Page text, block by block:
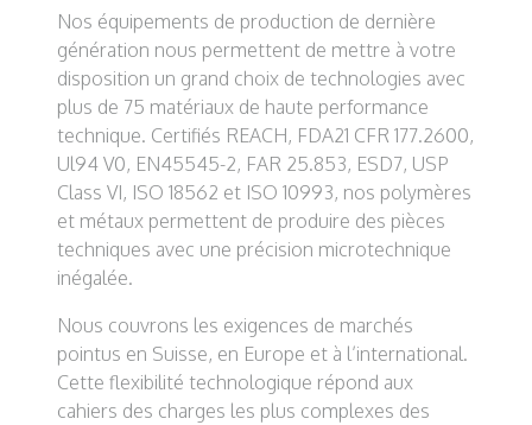
Nos équipements de production de dernière
génération nous permettent de mettre à votre
disposition un grand choix de technologies avec
plus de 75 matériaux de haute performance
technique. Certifiés REACH, FDA21 CFR 177.2600,
Ul94 V0, EN45545-2, FAR 25.853, ESD7, USP
Class VI, ISO 18562 et ISO 10993, nos polymères
et métaux permettent de produire des pièces
techniques avec une précision microtechnique
inégalée.
Nous couvrons les exigences de marchés
pointus en Suisse, en Europe et à l’international.
Cette flexibilité technologique répond aux
cahiers des charges les plus complexes des